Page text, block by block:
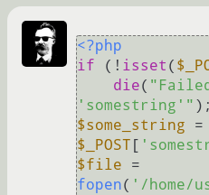
<?php
if (! isset (
die(
'somestring'"
$some_string
$_POST [
$file
fopen( '/